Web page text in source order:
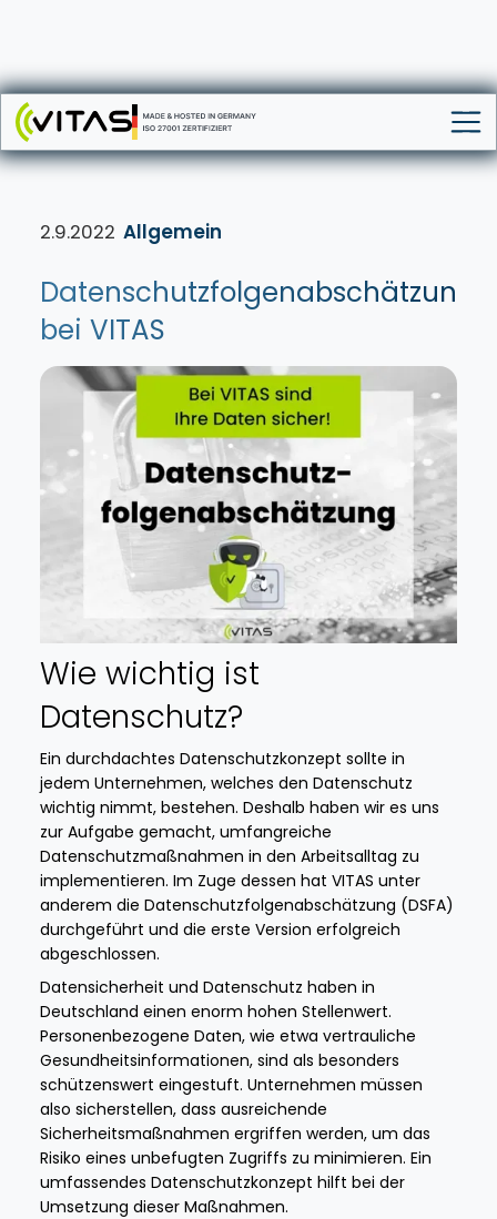
VITAS Plattform
News
Karriere
Presse
2.9.2022 Allgemein
Datenschutzfolgenabschätzung
bei VITAS
Wie wichtig ist
Datenschutz?
Ein durchdachtes Datenschutzkonzept sollte in
jedem Unternehmen, welches den Datenschutz
wichtig nimmt, bestehen. Deshalb haben wir es uns
zur Aufgabe gemacht, umfangreiche
Datenschutzmaßnahmen in den Arbeitsalltag zu
implementieren. Im Zuge dessen hat VITAS unter
anderem die Datenschutzfolgenabschätzung (DSFA)
durchgeführt und die erste Version erfolgreich
abgeschlossen.
Datensicherheit und Datenschutz haben in
Deutschland einen enorm hohen Stellenwert.
Personenbezogene Daten, wie etwa vertrauliche
Gesundheitsinformationen, sind als besonders
schützenswert eingestuft. Unternehmen müssen
also sicherstellen, dass ausreichende
Sicherheitsmaßnahmen ergriffen werden, um das
Risiko eines unbefugten Zugriffs zu minimieren. Ein
umfassendes Datenschutzkonzept hilft bei der
Umsetzung dieser Maßnahmen.